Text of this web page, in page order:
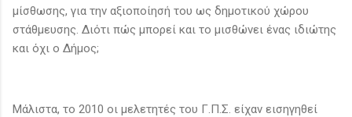
μίσθωσης, για την αξιοποίησή του ως δημοτικού χώρου
στάθμευσης. Διότι πώς μπορεί και το μισθώνει ένας ιδιώτης
και όχι ο Δήμος;
Μάλιστα, το 2010 οι μελετητές του Γ.Π.Σ. είχαν εισηγηθεί